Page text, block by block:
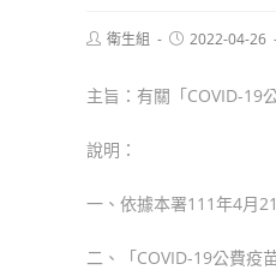
Post衛生組
Post2022-04-26
主旨：有關「COVID-19
說明：
一、依據本署111年4月
二、「COVID-19公費疫